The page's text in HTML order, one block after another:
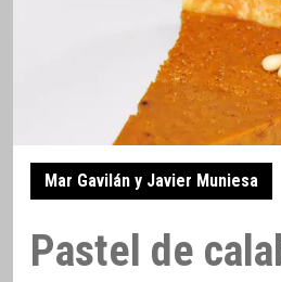
Mar Gavilán y Javier Muniesa
Pastel de